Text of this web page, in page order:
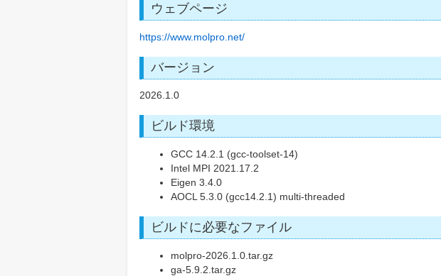
ウェブページ
https://www.molpro.net/
バージョン
2026.1.0
ビルド環境
GCC 14.2.1 (gcc-toolset-14)
Intel MPI 2021.17.2
Eigen 3.4.0
AOCL 5.3.0 (gcc14.2.1) multi-threaded
ビルドに必要なファイル
molpro-2026.1.0.tar.gz
ga-5.9.2.tar.gz